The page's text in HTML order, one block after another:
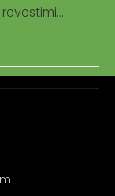
Bolsa de revestimiento de contenedor de bolsa de PE a granel seco para contenedor de 20 pies y 40 pies